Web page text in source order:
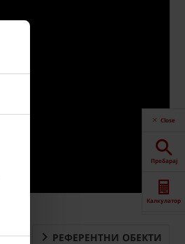
РЕФЕРЕНТНИ ОБЕКТИ
Close
Пребарај
Калкулатор
Downloads